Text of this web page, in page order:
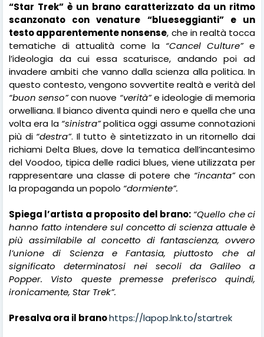
“Star Trek” è un brano caratterizzato da un ritmo
scanzonato con venature “blueseggianti” e un
testo apparentemente nonsense, che in realtà tocca
tematiche di attualità come la “Cancel Culture”e
l’ideologia da cui essa scaturisce, andando poi ad
invadere ambiti che vanno dalla scienza alla politica. In
questo contesto, vengono sovvertite realtà e verità del
“buon senso”con nuove “verità”e ideologie di memoria
orwelliana. Il bianco diventa quindi nero e quella che una
volta era la “sinistra”politica oggi assume connotazioni
più di “destra”. Il tutto è sintetizzato in un ritornello dai
richiami Delta Blues, dove la tematica dell’incantesimo
del Voodoo, tipica delle radici blues, viene utilizzata per
rappresentare una classe di potere che “incanta”con
la propaganda un popolo “dormiente”.
Spiega l’artista a proposito del brano: “Quello che ci
hanno fatto intendere sul concetto di scienza attuale è
più assimilabile al concetto di fantascienza, ovvero
l’unione di Scienza e Fantasia, piuttosto che al
significato determinatosi nei secoli da Galileo a
Popper. Visto queste premesse preferisco quindi,
ironicamente, Star Trek”.
Presalva ora il branohttps://lapop.lnk.to/startrek